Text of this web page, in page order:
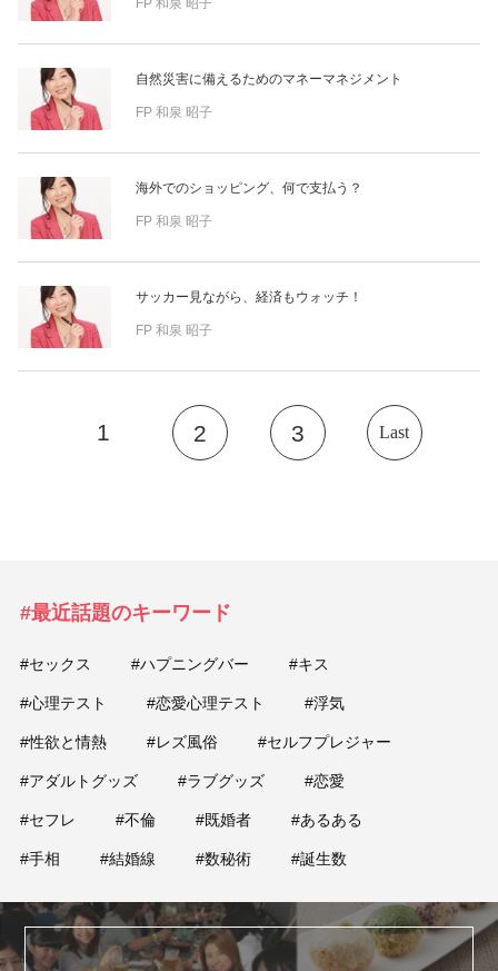
FP 和泉 昭子
自然災害に備えるためのマネーマネジメント
FP 和泉 昭子
海外でのショッピング、何で支払う？
FP 和泉 昭子
サッカー見ながら、経済もウォッチ！
FP 和泉 昭子
1 2 3 Last
#最近話題のキーワード
#セックス #ハプニングバー #キス
#心理テスト #恋愛心理テスト #浮気
#性欲と情熱 #レズ風俗 #セルフプレジャー
#アダルトグッズ #ラブグッズ #恋愛
#セフレ #不倫 #既婚者 #あるある
#手相 #結婚線 #数秘術 #誕生数